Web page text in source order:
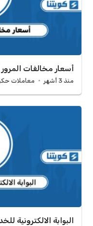
أسعار مخالفات المرور
منذ 3 أشهر معاملات
البوابة الالكترونية